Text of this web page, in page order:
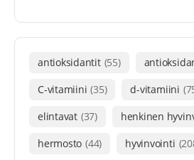
antioksidantit (55)
C-vitamiini (35) d-vitamiini
elintavat (37) henkinen
hermosto (44) hyvinvointi